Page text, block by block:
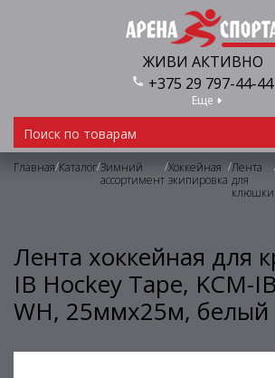
ЖИВИ АКТИВНО
+375 29 797-44-44
Еще
Главная/Каталог/Зимний
ассортимент
/Хоккейная
экипировка
/Лента
для
клюшки
Лента хоккейная для
IB Hockey Tape, KCM-
WH, 25ммх25м, белый